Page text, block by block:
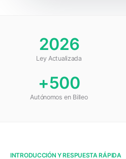
2026
Ley Actualizada
+500
Autónomos en Billeo
INTRODUCCIÓN Y RESPUESTA RÁPIDA